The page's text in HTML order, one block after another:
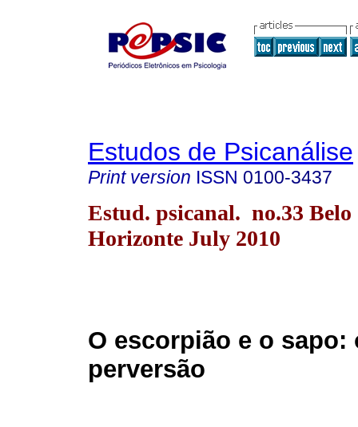
Estudos de Psicanálise
Print version ISSN 0100-3437
Estud. psicanal. no.33 Belo
Horizonte July 2010
O escorpião e o sapo:
perversão